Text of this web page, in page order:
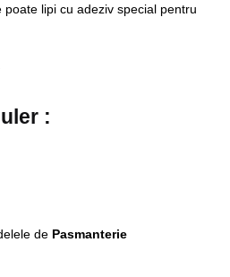
lipi cu adeziv special pentru
:
de Pasmanterie